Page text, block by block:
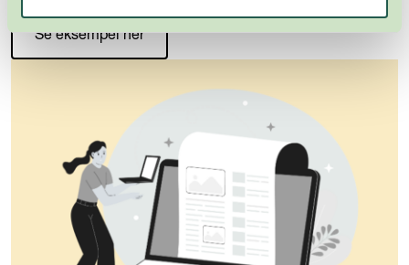
Se eksempel her